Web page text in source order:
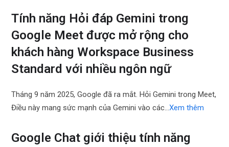
Tính năng Hỏi đáp Gemini trong
Google Meet được mở rộng cho
khách hàng Workspace Business
Standard với nhiều ngôn ngữ
Tháng 9 năm 2025, Google đã ra mắt. Hỏi Gemini trong Meet,
Điều này mang sức mạnh của Gemini vào các…Xem thêm
Google Chat giới thiệu tính năng